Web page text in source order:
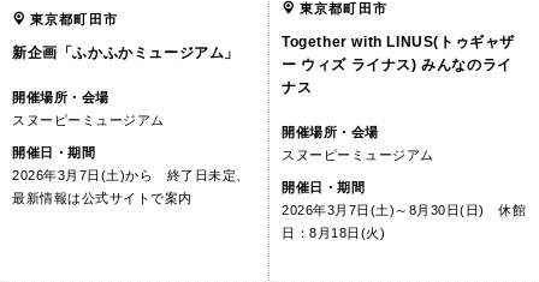
東京都町田市
新企画「ふかふかミュージアム」
開催場所・会場
スヌーピーミュージアム
開催日・期間
2026年3月7日(土)から 終了日未定、
最新情報は公式サイトで案内
東京都町田市
Together with LINUS(トゥギャザ
ー ウィズ ライナス) みんなのライ
ナス
開催場所・会場
スヌーピーミュージアム
開催日・期間
2026年3月7日(土)～8月30日(日) 休館
日：8月18日(火)